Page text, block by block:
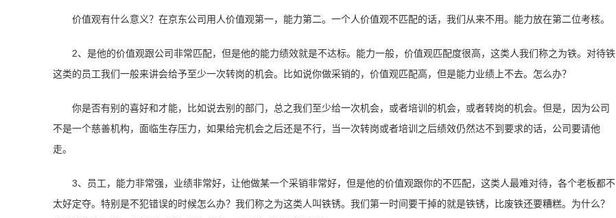
价值观有什么意义？在京东公司用人价值观第一，能力第二。一个人价值观不匹配的话，我们从来不用。能力放在第二位考核。
2、是他的价值观跟公司非常匹配，但是他的能力绩效就是不达标。能力一般，价值观匹配度很高，这类人我们称之为铁。对待铁
这类的员工我们一般来讲会给予至少一次转岗的机会。比如说你做采销的，价值观匹配高，但是能力业绩上不去。怎么办？
你是否有别的喜好和才能，比如说去别的部门，总之我们至少给一次机会，或者培训的机会，或者转岗的机会。但是，因为公司
不是一个慈善机构，面临生存压力，如果给完机会之后还是不行，当一次转岗或者培训之后绩效仍然达不到要求的话，公司要请他
走。
3、员工，能力非常强，业绩非常好，让他做某一个采销非常好，但是他的价值观跟你的不匹配，这类人最难对待，各个老板都不
太好定夺。特别是不犯错误的时候怎么办？我们称之为这类人叫铁锈。我们第一时间要干掉的就是铁锈，比废铁还要糟糕。为什么？